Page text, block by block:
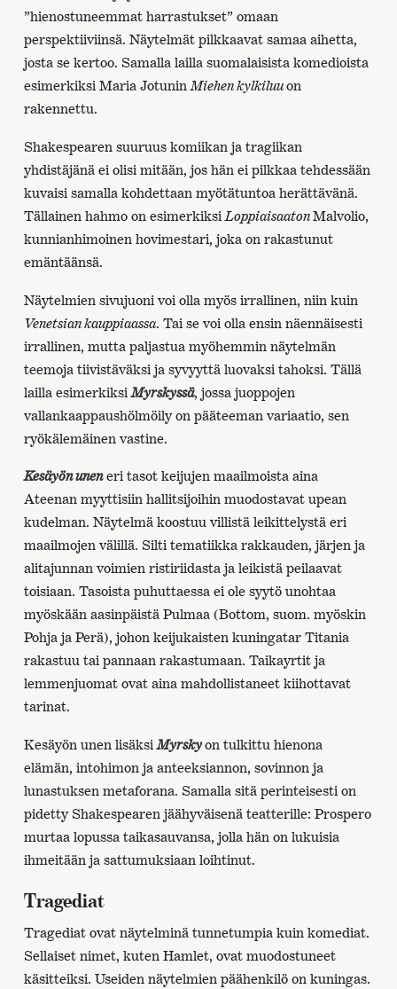
”hienostuneemmat harrastukset” omaan
perspektiiviinsä. Näytelmät pilkkaavat samaa aihetta,
josta se kertoo. Samalla lailla suomalaisista komedioista
esimerkiksi Maria Jotunin Miehen kylkiluuon
rakennettu.
Shakespearen suuruus komiikan ja tragiikan
yhdistäjänä ei olisi mitään, jos hän ei pilkkaa tehdessään
kuvaisi samalla kohdettaan myötätuntoa herättävänä.
Tällainen hahmo on esimerkiksi LoppiaisaatonMalvolio,
kunnianhimoinen hovimestari, joka on rakastunut
emäntäänsä.
Näytelmien sivujuoni voi olla myös irrallinen, niin kuin
Venetsian kauppiaassa. Tai se voi olla ensin näennäisesti
irrallinen, mutta paljastua myöhemmin näytelmän
teemoja tiivistäväksi ja syvyyttä luovaksi tahoksi. Tällä
lailla esimerkiksi Myrskyssä, jossa juoppojen
vallankaappaushölmöily on pääteeman variaatio, sen
ryökälemäinen vastine.
Kesäyön uneneri tasot keijujen maailmoista aina
Ateenan myyttisiin hallitsijoihin muodostavat upean
kudelman. Näytelmä koostuu villistä leikittelystä eri
maailmojen välillä. Silti tematiikka rakkauden, järjen ja
alitajunnan voimien ristiriidasta ja leikistä peilaavat
toisiaan. Tasoista puhuttaessa ei ole syytö unohtaa
myöskään aasinpäistä Pulmaa (Bottom, suom. myöskin
Pohja ja Perä), johon keijukaisten kuningatar Titania
rakastuu tai pannaan rakastumaan. Taikayrtit ja
lemmenjuomat ovat aina mahdollistaneet kiihottavat
tarinat.
Kesäyön unen lisäksiMyrskyon tulkittu hienona
elämän, intohimon ja anteeksiannon, sovinnon ja
lunastuksen metaforana. Samalla sitä perinteisesti on
pidetty Shakespearen jäähyväisenä teatterille: Prospero
murtaa lopussa taikasauvansa, jolla hän on lukuisia
ihmeitään ja sattumuksiaan loihtinut.
Tragediat
Tragediat ovat näytelminä tunnetumpia kuin komediat.
Sellaiset nimet, kuten Hamlet, ovat muodostuneet
käsitteiksi. Useiden näytelmien päähenkilö on kuningas.